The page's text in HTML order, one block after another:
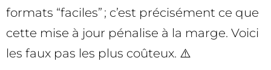
formats “faciles” ; c’est précisément ce que
cette mise à jour pénalise à la marge. Voici
les faux pas les plus coûteux. ⚠️